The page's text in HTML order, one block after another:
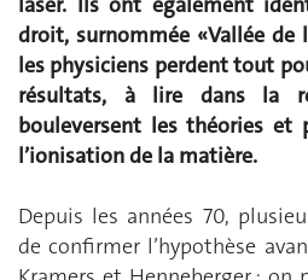
droit, surnommée «Vallée de
les physiciens perdent tout
résultats, à lire dans la
bouleversent les théories et
l’ionisation de la matière.
Depuis les années 70,
de confirmer l’hypothèse